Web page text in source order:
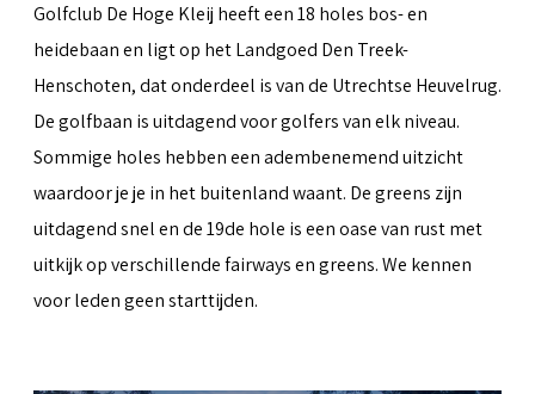
Golfclub De Hoge Kleij heeft een 18 holes bos- en
heidebaan en ligt op het Landgoed Den Treek-
Henschoten, dat onderdeel is van de Utrechtse Heuvelrug.
De golfbaan is uitdagend voor golfers van elk niveau.
Sommige holes hebben een adembenemend uitzicht
waardoor je je in het buitenland waant. De greens zijn
uitdagend snel en de 19de hole is een oase van rust met
uitkijk op verschillende fairways en greens. We kennen
voor leden geen starttijden.